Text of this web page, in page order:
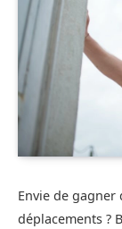
Envie de
déplacements ?